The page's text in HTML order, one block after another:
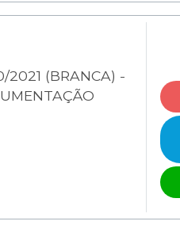
2021 (BRANCA) -